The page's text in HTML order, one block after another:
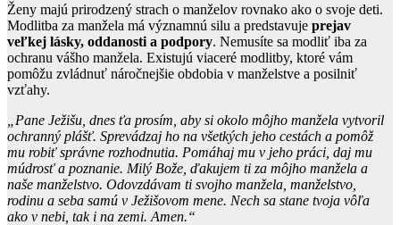
Ženy majú prirodzený strach o manželov rovnako ako o svoje deti.
Modlitba za manžela má významnú silu a predstavuje prejav
veľkej lásky, oddanosti a podpory. Nemusíte sa modliť iba za
ochranu vášho manžela. Existujú viaceré modlitby, ktoré vám
pomôžu zvládnuť náročnejšie obdobia v manželstve a posilniť
vzťahy.
„Pane Ježišu, dnes ťa prosím, aby si okolo môjho manžela vytvoril
ochranný plášť. Sprevádzaj ho na všetkých jeho cestách a pomôž
mu robiť správne rozhodnutia. Pomáhaj mu v jeho práci, daj mu
múdrosť a poznanie. Milý Bože, ďakujem ti za môjho manžela a
naše manželstvo. Odovzdávam ti svojho manžela, manželstvo,
rodinu a seba samú v Ježišovom mene. Nech sa stane tvoja vôľa
ako v nebi, tak i na zemi. Amen.“